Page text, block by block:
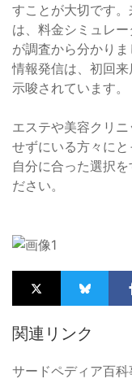
すことが大切です
は、料金シミュレ
が調査から分かり
情報発信は、初回
示唆されています。
エステや美容クリ
せずにいる方々にと
自分に合った選択
ださい。
関連リンク
サードペディア百科